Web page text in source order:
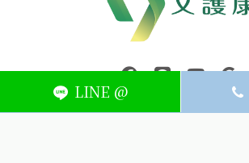
LINE @
中壢醫療器材｜醫療器材補助｜出院醫療器
連結到facebook(另
連結到Line(另
連結到
ABOUT